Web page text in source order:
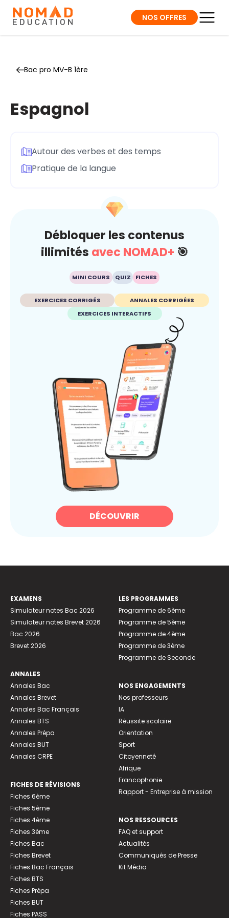
NOS OFFRES
Bac pro MV-B 1ère
Espagnol
Autour des verbes et des temps
Pratique de la langue
Débloquer les contenus
illimités avec NOMAD+ 🎯
MINI COURS QUIZ FICHES
EXERCICES CORRIGÉS
ANNALES CORRIGÉES
EXERCICES INTERACTIFS
DÉCOUVRIR
EXAMENS
Simulateur notes Bac 2026
Simulateur notes Brevet 2026
Bac 2026
Brevet 2026
ANNALES
Annales Bac
Annales Brevet
Annales Bac Français
Annales BTS
Annales Prépa
Annales BUT
Annales CRPE
FICHES DE RÉVISIONS
Fiches 6ème
Fiches 5ème
Fiches 4ème
Fiches 3ème
Fiches Bac
Fiches Brevet
Fiches Bac Français
Fiches BTS
Fiches Prépa
Fiches BUT
Fiches PASS
LES PROGRAMMES
Programme de 6ème
Programme de 5ème
Programme de 4ème
Programme de 3ème
Programme de Seconde
NOS ENGAGEMENTS
Nos professeurs
IA
Réussite scolaire
Orientation
Sport
Citoyenneté
Afrique
Francophonie
Rapport - Entreprise à mission
NOS RESSOURCES
FAQ et support
Actualités
Communiqués de Presse
Kit Média